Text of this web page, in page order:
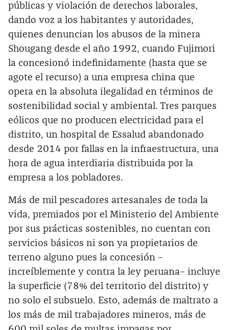
públicas y violación de derechos laborales,
dando voz a los habitantes y autoridades,
quienes denuncian los abusos de la minera
Shougang desde el año 1992, cuando Fujimori
la concesionó indefinidamente (hasta que se
agote el recurso) a una empresa china que
opera en la absoluta ilegalidad en términos de
sostenibilidad social y ambiental. Tres parques
eólicos que no producen electricidad para el
distrito, un hospital de Essalud abandonado
desde 2014 por fallas en la infraestructura, una
hora de agua interdiaria distribuida por la
empresa a los pobladores.
Más de mil pescadores artesanales de toda la
vida, premiados por el Ministerio del Ambiente
por sus prácticas sostenibles, no cuentan con
servicios básicos ni son ya propietarios de
terreno alguno pues la concesión –
increíblemente y contra la ley peruana– incluye
la superficie (78% del territorio del distrito) y
no solo el subsuelo. Esto, además de maltrato a
los más de mil trabajadores mineros, más de